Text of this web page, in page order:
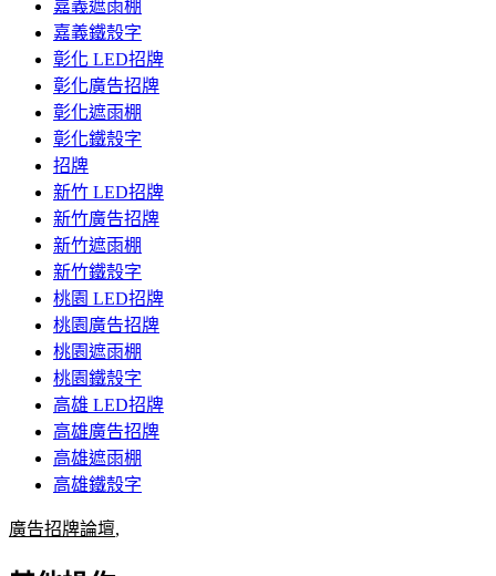
嘉義遮雨棚
嘉義鐵殼字
彰化 LED招牌
彰化廣告招牌
彰化遮雨棚
彰化鐵殼字
招牌
新竹 LED招牌
新竹廣告招牌
新竹遮雨棚
新竹鐵殼字
桃園 LED招牌
桃園廣告招牌
桃園遮雨棚
桃園鐵殼字
高雄 LED招牌
高雄廣告招牌
高雄遮雨棚
高雄鐵殼字
廣告招牌論壇,